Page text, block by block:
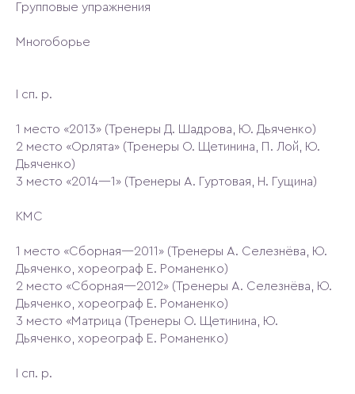
Групповые упражнения
Многоборье
I cп. р.
1 место «2013» (Тренеры Д. Шадрова, Ю. Дьяченко)
2 место «Орлята» (Тренеры О. Щетинина, П. Лой, Ю.
Дьяченко)
3 место «2014—1» (Тренеры А. Гуртовая, Н. Гущина)
КМС
1 место «Сборная—2011» (Тренеры А. Селезнёва, Ю.
Дьяченко, хореограф Е. Романенко)
2 место «Сборная—2012» (Тренеры А. Селезнёва, Ю.
Дьяченко, хореограф Е. Романенко)
3 место «Матрица (Тренеры О. Щетинина, Ю.
Дьяченко, хореограф Е. Романенко)
I сп. р.